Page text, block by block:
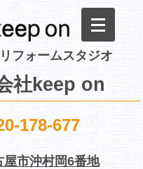
フォームスタジオ
社keep on
178-677
屋市沖村岡6番地